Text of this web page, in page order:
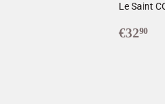
Le Saint
Prix
€3290